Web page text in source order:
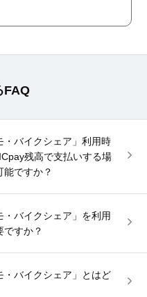
FAQ
・バイクシェア」利用時
残高で支払いする場
ですか？
・バイクシェア」を利用
ですか？
・バイクシェア」とはど